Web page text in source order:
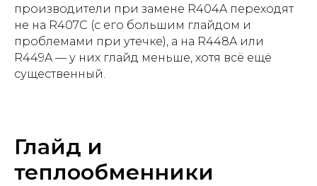
производители при замене R404A переходят
не на R407C (с его большим глайдом и
проблемами при утечке), а на R448A или
R449A — у них глайд меньше, хотя всё ещё
существенный.
Глайд и
теплообменники